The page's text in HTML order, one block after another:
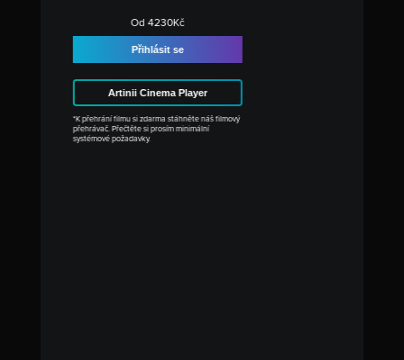
Od 4230Kč
Přihlásit se
Artinii Cinema Player
*K přehrání filmu si zdarma stáhněte náš filmový
přehrávač. Přečtěte si prosím minimální
systémové požadavky.